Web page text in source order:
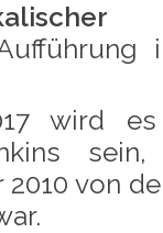
wird es
2010 von